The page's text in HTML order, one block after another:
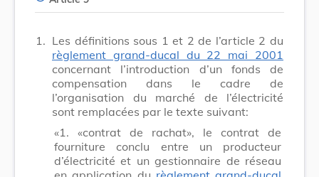
1. Les définitions sous 1 et 2 de l’article 2 du
règlement grand-ducal du 22 mai 2001
concernant l’introduction d’un fonds de
compensation dans le cadre de
l’organisation du marché de l’électricité
sont remplacées par le texte suivant:
«1. «contrat de rachat», le contrat de
fourniture conclu entre un producteur
d’électricité et un gestionnaire de réseau